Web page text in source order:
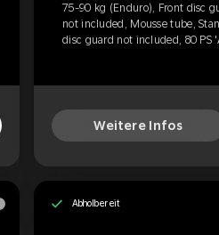
75-90 kg (Enduro), Front disc
not included, Mousse tube,
disc guard not included, 80 PS
Weitere Infos
Abholbereit